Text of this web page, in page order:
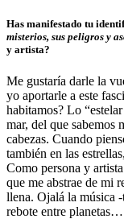
Has manifestado tu
misterios, sus peligros y
y artista?
Me gustaría darle la
yo aportarle a este
habitamos? Lo
mar, del que sabemos
cabezas. Cuando
también en las
Como persona y
que me abstrae de mi
llena. Ojalá la música
rebote entre planetas…